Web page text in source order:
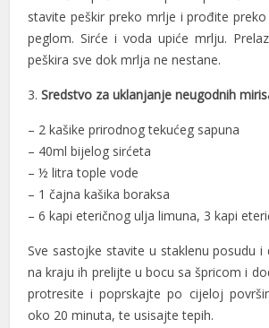
stavite peškir preko mrlje i prođite
peglom. Sirće i voda upiće mrlju.
peškira sve dok mrlja ne nestane.
3.Sredstvo za uklanjanje neugodnih
– 2 kašike prirodnog tekućeg sapuna
– 40ml bijelog sirćeta
– ½ litratople vode
– 1 čajna kašika boraksa
– 6 kapi eteričnog ulja limuna, 3 kapi
Sve sastojke stavite u staklenu posudu
na kraju ih prelijte u bocu sa špricom i
protresite i poprskajte po cijeloj
oko 20 minuta, te usisajte tepih.